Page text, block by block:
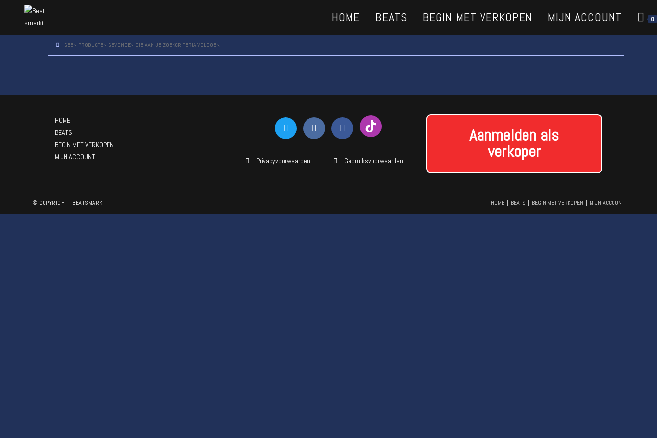
HOME BEATS BEGIN MET VERKOPEN MIJN ACCOUNT 0
GEEN PRODUCTEN GEVONDEN DIE AAN JE ZOEKCRITERIA VOLDOEN.
HOME
BEATS
BEGIN MET VERKOPEN
MIJN ACCOUNT
Privacyvoorwaarden Gebruiksvoorwaarden
Aanmelden als
verkoper
HOME BEATS BEGIN MET VERKOPEN MIJN ACCOUNT
© COPYRIGHT - BEATSMARKT